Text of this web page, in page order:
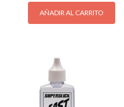
AÑADIR AL CARRITO